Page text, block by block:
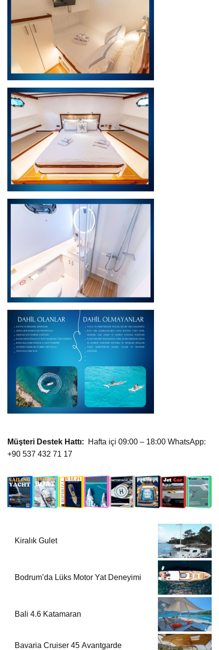
Müşteri Destek Hattı: Hafta içi 09:00 – 18:00 WhatsApp:
+90 537 432 71 17
Kiralık Gulet
Bodrum’da Lüks Motor Yat Deneyimi
Bali 4.6 Katamaran
Bavaria Cruiser 45 Avantgarde